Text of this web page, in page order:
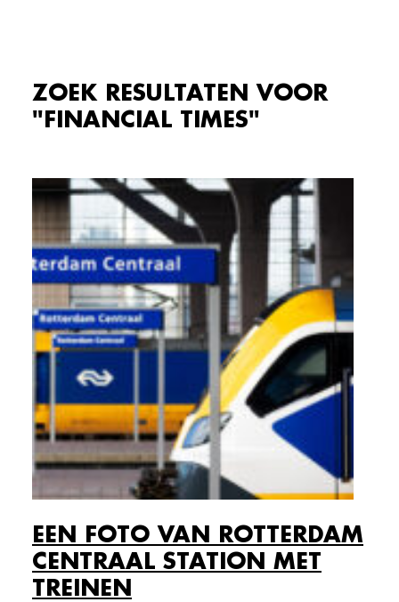
ZOEK RESULTATEN VOOR
"FINANCIAL TIMES"
EEN FOTO VAN ROTTERDAM
CENTRAAL STATION MET
TREINEN